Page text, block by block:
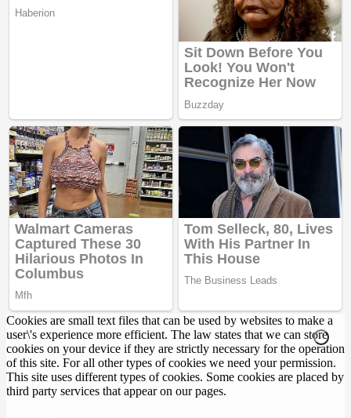
Cookies are small text files that can be used by websites to make a
user\'s experience more efficient. The law states that we can store
cookies on your device if they are strictly necessary for the operation
of this site. For all other types of cookies we need your permission.
This site uses different types of cookies. Some cookies are placed by
third party services that appear on our pages.